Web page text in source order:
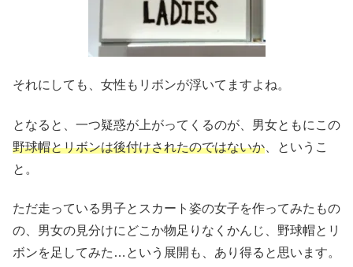
それにしても、女性もリボンが浮いてますよね。
となると、一つ疑惑が上がってくるのが、男女ともにこの
野球帽とリボンは後付けされたのではないか 、というこ
と。
ただ走っている男子とスカート姿の女子を作ってみたもの
の、男女の見分けにどこか物足りなくかんじ、野球帽とリ
ボンを足してみた…という展開も、あり得ると思います。